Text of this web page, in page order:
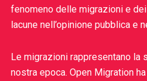
fenomeno delle migrazioni e
lacune nell’opinione pubblica e
Le migrazioni rappresentano la
nostra epoca. Open Migration